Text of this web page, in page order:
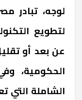
لوجه، تبادر
لتطويع
عن بعد أو
الحكومية،
الشاملة التي